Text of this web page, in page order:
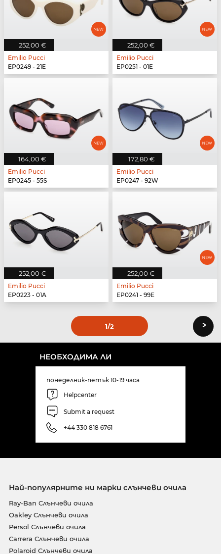
252,00 €
Emilio Pucci
EP0249 - 21E
252,00 €
Emilio Pucci
EP0251 - 01E
164,00 €
Emilio Pucci
EP0245 - 55S
172,80 €
Emilio Pucci
EP0247 - 92W
252,00 €
Emilio Pucci
EP0223 - 01A
252,00 €
Emilio Pucci
EP0241 - 99E
1/2 ›
НЕОБХОДИМА ЛИ
понеделник-петък 10-19 часа
Helpcenter
Submit a request
+44 330 818 6761
Най-популярните ни марки слънчеви очила
Ray-Ban Слънчеви очила
Oakley Слънчеви очила
Persol Слънчеви очила
Carrera Слънчеви очила
Polaroid Слънчеви очила